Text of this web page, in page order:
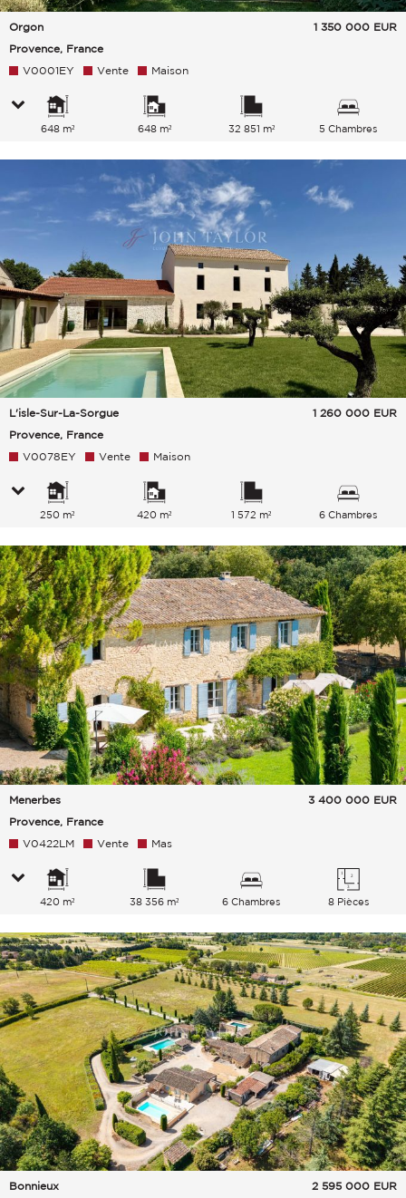
Orgon
Provence, France
1 350 000 EUR
V0001EY Vente Maison
648 m² 648 m² 32 851 m² 5 Chambres
L'isle-Sur-La-Sorgue
Provence, France
1 260 000 EUR
V0078EY Vente Maison
250 m² 420 m² 1 572 m² 6 Chambres
Menerbes
Provence, France
3 400 000 EUR
V0422LM Vente Mas
420 m² 38 356 m² 6 Chambres 8 Pièces
Bonnieux
2 595 000 EUR